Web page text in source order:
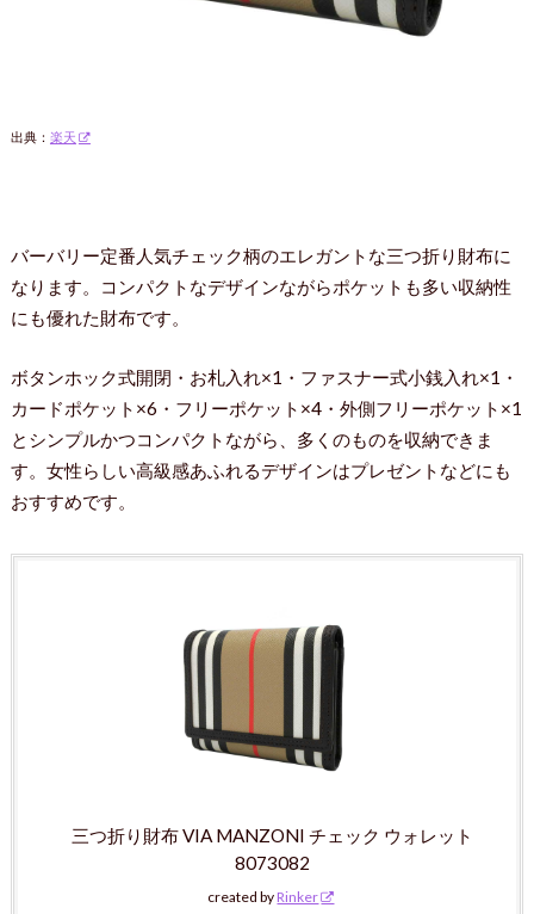
出典： 楽天
バーバリー定番人気チェック柄のエレガントな三つ折り財布に
なります。コンパクトなデザインながらポケットも多い収納性
にも優れた財布です。
ボタンホック式開閉・お札入れ×1・ファスナー式小銭入れ×1・
カードポケット×6・フリーポケット×4・外側フリーポケット×1
とシンプルかつコンパクトながら、多くのものを収納できま
す。女性らしい高級感あふれるデザインはプレゼントなどにも
おすすめです。
三つ折り財布 VIA MANZONI チェック ウォレット
8073082
created by Rinker